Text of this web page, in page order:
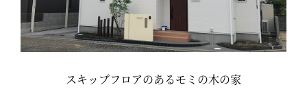
スキップフロアのあるモミの木の家